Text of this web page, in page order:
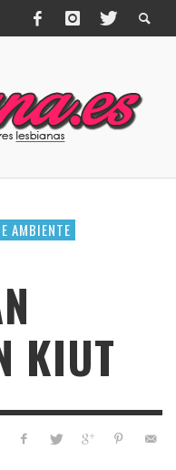
AMBIENTE
KIUT